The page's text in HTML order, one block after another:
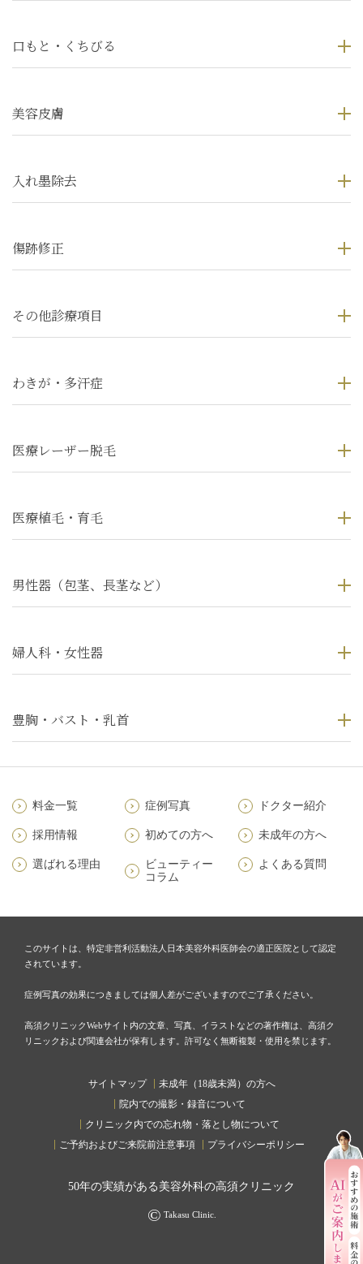
口もと・くちびる
美容皮膚
入れ墨除去
傷跡修正
その他診療項目
わきが・多汗症
医療レーザー脱毛
医療植毛・育毛
男性器（包茎、長茎など）
婦人科・女性器
豊胸・バスト・乳首
料金一覧 症例写真 ドクター紹介
採用情報 初めての方へ 未成年の方へ
選ばれる理由
ビューティー
コラム
よくある質問
このサイトは、特定非営利活動法人日本美容外科医師会の適正医院として認定
されています。
症例写真の効果につきましては個人差がございますのでご了承ください。
高須クリニックWebサイト内の文章、写真、イラストなどの著作権は、高須ク
リニックおよび関連会社が保有します。許可なく無断複製・使用を禁じます。
サイトマップ
未成年（18歳未満）の方へ
院内での撮影・録音について
クリニック内での忘れ物・落とし物について
ご予約およびご来院前注意事項
プライバシーポリシー
50年の実績がある美容外科の高須クリニック
© Takasu Clinic.